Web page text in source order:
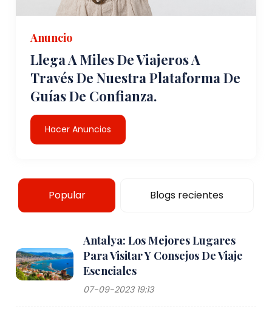
Anuncio
Llega A Miles De Viajeros A
Través De Nuestra Plataforma De
Guías De Confianza.
Hacer Anuncios
Popular Blogs recientes
Antalya: Los Mejores Lugares
Para Visitar Y Consejos De Viaje
Esenciales
07-09-2023 19:13